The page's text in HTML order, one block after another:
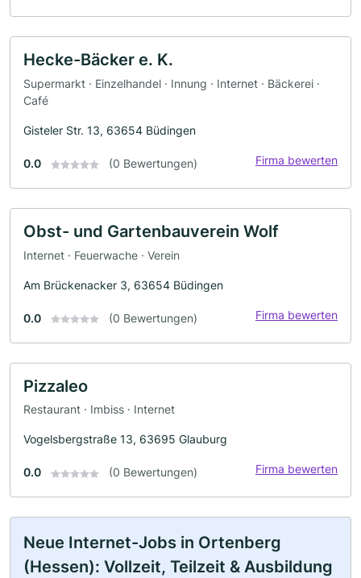
Hecke-Bäcker e. K.
Supermarkt · Einzelhandel · Innung · Internet · Bäckerei ·
Café
Gisteler Str. 13, 63654 Büdingen
0.0 (0 Bewertungen) Firma bewerten
Obst- und Gartenbauverein Wolf
Internet · Feuerwache · Verein
Am Brückenacker 3, 63654 Büdingen
0.0 (0 Bewertungen) Firma bewerten
Pizzaleo
Restaurant · Imbiss · Internet
Vogelsbergstraße 13, 63695 Glauburg
0.0 (0 Bewertungen) Firma bewerten
Neue Internet-Jobs in Ortenberg
(Hessen): Vollzeit, Teilzeit & Ausbildung